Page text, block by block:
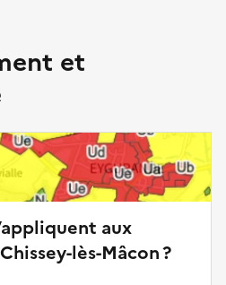
et
aux
lès-Mâcon ?